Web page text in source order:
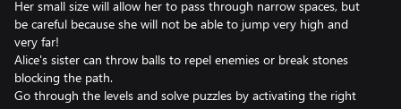
Her small size will allow her to pass through narrow spaces, but
be careful because she will not be able to jump very high and
very far!
Alice's sister can throw balls to repel enemies or break stones
blocking the path.
Go through the levels and solve puzzles by activating the right